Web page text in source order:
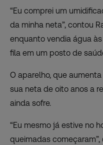
“Eu comprei um
da minha neta”, contou
enquanto vendia água
fila em um posto de
O aparelho, que
sua neta de oito anos a
ainda sofre.
“Eu mesmo já estive no
queimadas